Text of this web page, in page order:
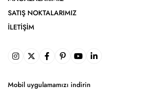
SATIŞ NOKTALARIMIZ
İLETIŞIM
Mobil uygulamamızı indirin